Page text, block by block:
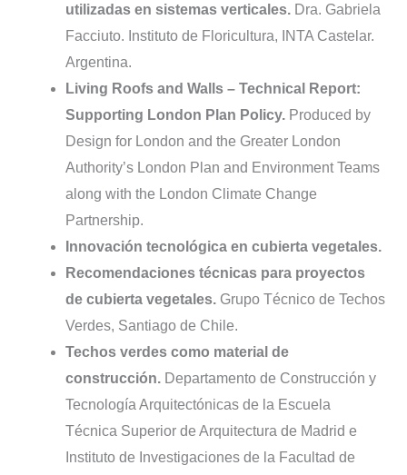
utilizadas en sistemas verticales. Dra. Gabriela
Facciuto. Instituto de Floricultura, INTA Castelar.
Argentina.
Living Roofs and Walls – Technical Report:
Supporting London Plan Policy. Produced by
Design for London and the Greater London
Authority’s London Plan and Environment Teams
along with the London Climate Change
Partnership.
Innovación tecnológica en cubierta vegetales.
Recomendaciones técnicas para proyectos
de cubierta vegetales. Grupo Técnico de Techos
Verdes, Santiago de Chile.
Techos verdes como material de
construcción. Departamento de Construc­ción y
Tecnología Arquitectónicas de la Escuela
Técnica Superior de Arquitectura de Madrid e
Instituto de Investigaciones de la Facultad de